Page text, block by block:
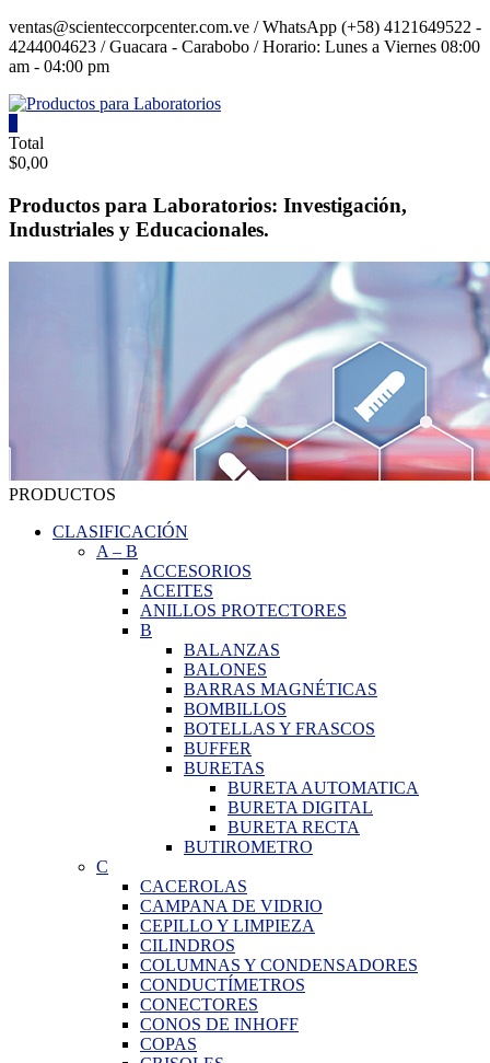
Saltar
contenido
ventas@scienteccorpcenter.com.ve / WhatsApp (+58) 4121649522 -
4244004623 / Guacara - Carabobo / Horario: Lunes a Viernes 08:00
am - 04:00 pm
Productos
para
Laboratorios
Investigación,
Total
$0,00
Productos para Laboratorios: Investigación,
Industriales y Educacionales.
PRODUCTOS
CLASIFICACIÓN
A– B
ACCESORIOS
ACEITES
ANILLOS PROTECTORES
B
BALANZAS
BALONES
BARRAS MAGNÉTICAS
BOMBILLOS
BOTELLAS Y FRASCOS
BUFFER
BURETAS
BURETA AUTOMATICA
BURETA DIGITAL
BURETA RECTA
BUTIROMETRO
C
CACEROLAS
CAMPANA DE VIDRIO
CEPILLO Y LIMPIEZA
CILINDROS
COLUMNAS Y CONDENSADORES
CONDUCTÍMETROS
CONECTORES
CONOS DE INHOFF
COPAS